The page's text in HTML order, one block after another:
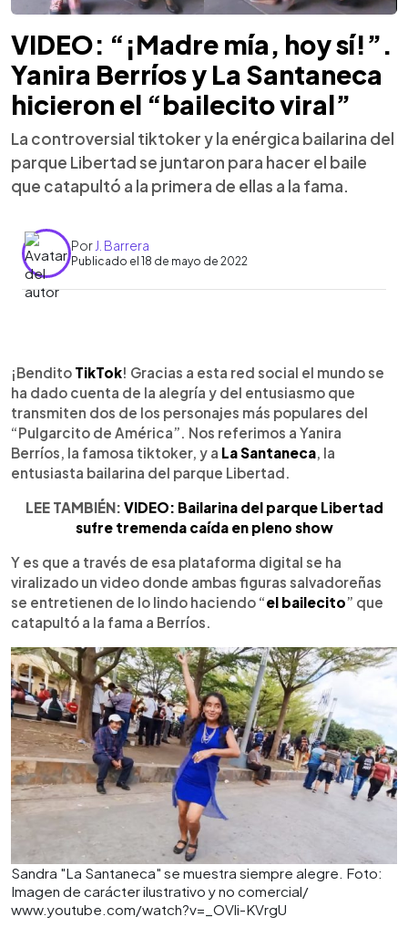
VIDEO: “¡Madre mía, hoy sí!”.
Yanira Berríos y La Santaneca
hicieron el “bailecito viral”
La controversial tiktoker y la enérgica bailarina del
parque Libertad se juntaron para hacer el baile
que catapultó a la primera de ellas a la fama.
Por J. Barrera
Publicado el 18 de mayo de 2022
► Escuchar artículo
¡Bendito TikTok! Gracias a esta red social el mundo se
ha dado cuenta de la alegría y del entusiasmo que
transmiten dos de los personajes más populares del
“Pulgarcito de América”. Nos referimos a Yanira
Berríos, la famosa tiktoker, y a La Santaneca , la
entusiasta bailarina del parque Libertad.
LEE TAMBIÉN: VIDEO: Bailarina del parque Libertad
sufre tremenda caída en pleno show
Y es que a través de esa plataforma digital se ha
viralizado un video donde ambas figuras salvadoreñas
se entretienen de lo lindo haciendo “el bailecito” que
catapultó a la fama a Berríos.
Sandra "La Santaneca" se muestra siempre alegre. Foto:
Imagen de carácter ilustrativo y no comercial/
www.youtube.com/watch?v=_OVli-KVrgU